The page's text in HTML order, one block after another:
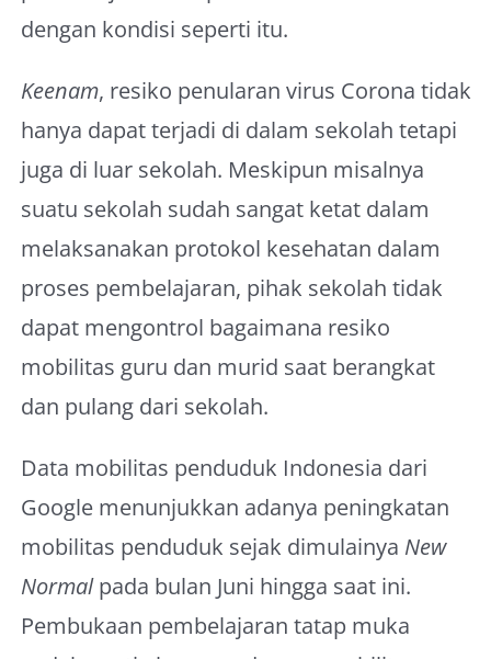
dengan kondisi seperti itu.
Keenam, resiko penularan virus Corona tidak
hanya dapat terjadi di dalam sekolah tetapi
juga di luar sekolah. Meskipun misalnya
suatu sekolah sudah sangat ketat dalam
melaksanakan protokol kesehatan dalam
proses pembelajaran, pihak sekolah tidak
dapat mengontrol bagaimana resiko
mobilitas guru dan murid saat berangkat
dan pulang dari sekolah.
Data mobilitas penduduk Indonesia dari
Google menunjukkan adanya peningkatan
mobilitas penduduk sejak dimulainya New
Normalpada bulan Juni hingga saat ini.
Pembukaan pembelajaran tatap muka